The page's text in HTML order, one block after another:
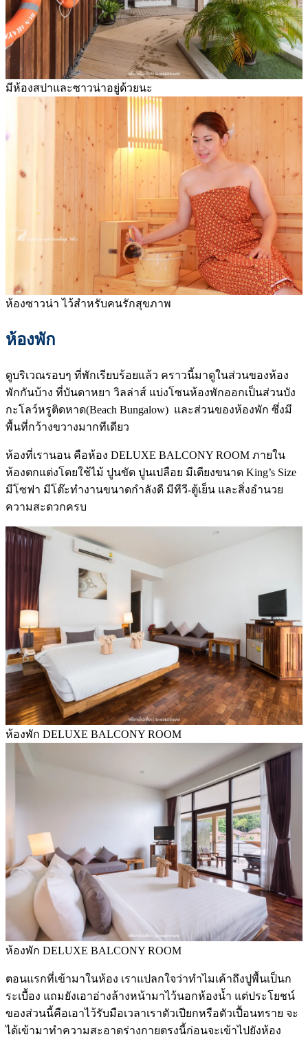
มีห้องสปาและซาวน่าอยู่ด้วยนะ
ห้องซาวน่า ไว้สำหรับคนรักสุขภาพ
ห้องพัก
ดูบริเวณรอบๆ ที่พักเรียบร้อยแล้ว คราวนี้มาดูในส่วนของห้อง
พักกันบ้าง ที่บันดาหยา วิลล่าส์ แบ่งโซนห้องพักออกเป็นส่วนบัง
กะโลว์หรูติดหาด(Beach Bungalow) และส่วนของห้องพัก ซึ่งมี
พื้นที่กว้างขวางมากทีเดียว
ห้องที่เรานอน คือห้อง DELUXE BALCONY ROOM ภายใน
ห้องตกแต่งโดยใช้ไม้ ปูนขัด ปูนเปลือย มีเตียงขนาด King’s Size
มีโซฟา มีโต๊ะทำงานขนาดกำลังดี มีทีวี-ตู้เย็น และสิ่งอำนวย
ความสะดวกครบ
ห้องพัก DELUXE BALCONY ROOM
ห้องพัก DELUXE BALCONY ROOM
ตอนแรกที่เข้ามาในห้อง เราแปลกใจว่าทำไมเค้าถึงปูพื้นเป็นก
ระเบื้อง แถมยังเอาอ่างล้างหน้ามาไว้นอกห้องน้ำ แต่ประโยชน์
ของส่วนนี้คือเอาไว้รับมือเวลาเราตัวเปียกหรือตัวเปื้อนทราย จะ
ได้เข้ามาทำความสะอาดร่างกายตรงนี้ก่อนจะเข้าไปยังห้อง